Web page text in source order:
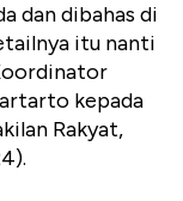
dan dibahas di
itu nanti
kepada
Rakyat,